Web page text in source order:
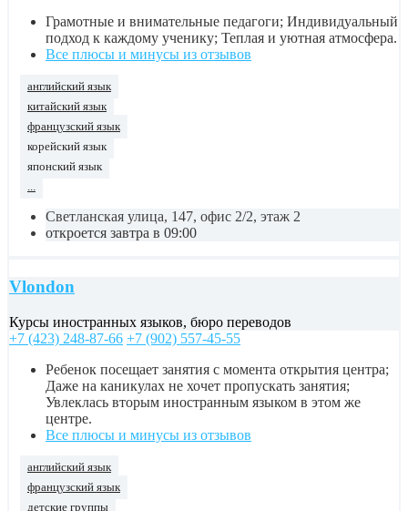
Грамотные и внимательные педагоги; Индивидуальный
подход к каждому ученику; Теплая и уютная атмосфера.
Все плюсы и минусы из отзывов
английский язык
китайский язык
французский язык
корейский язык
японский язык
...
Светланская улица, 147, офис 2/2, этаж 2
откроется завтра в 09:00
Vlondon
Курсы иностранных языков, бюро переводов
+7 (423) 248-87-66 +7 (902) 557-45-55
Ребенок посещает занятия с момента открытия центра;
Даже на каникулах не хочет пропускать занятия;
Увлеклась вторым иностранным языком в этом же
центре.
Все плюсы и минусы из отзывов
английский язык
французский язык
детские группы